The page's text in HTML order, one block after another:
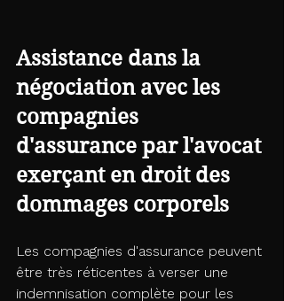
Assistance dans la
négociation avec les
compagnies
d'assurance par l'avocat
exerçant en droit des
dommages corporels
Les compagnies d'assurance peuvent
être très réticentes à verser une
indemnisation complète pour les